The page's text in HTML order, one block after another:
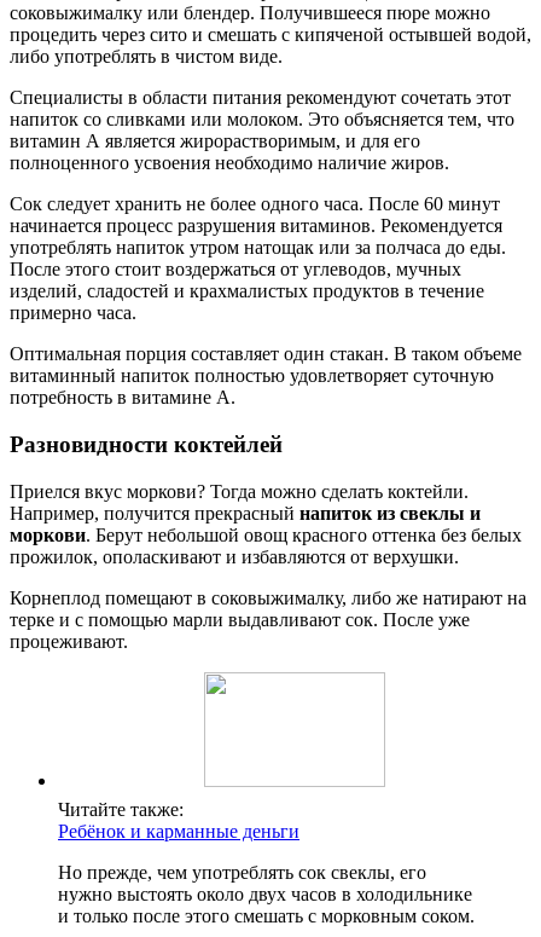
соковыжималку или блендер. Получившееся пюре можно
процедить через сито и смешать с кипяченой остывшей водой,
либо употреблять в чистом виде.
Специалисты в области питания рекомендуют сочетать этот
напиток со сливками или молоком. Это объясняется тем, что
витамин А является жирорастворимым, и для его
полноценного усвоения необходимо наличие жиров.
Сок следует хранить не более одного часа. После 60 минут
начинается процесс разрушения витаминов. Рекомендуется
употреблять напиток утром натощак или за полчаса до еды.
После этого стоит воздержаться от углеводов, мучных
изделий, сладостей и крахмалистых продуктов в течение
примерно часа.
Оптимальная порция составляет один стакан. В таком объеме
витаминный напиток полностью удовлетворяет суточную
потребность в витамине А.
Разновидности коктейлей
Приелся вкус моркови? Тогда можно сделать коктейли.
Например, получится прекрасный напиток из свеклы и
моркови. Берут небольшой овощ красного оттенка без белых
прожилок, ополаскивают и избавляются от верхушки.
Корнеплод помещают в соковыжималку, либо же натирают на
терке и с помощью марли выдавливают сок. После уже
процеживают.
Читайте также:
Ребёнок и карманные деньги
Но прежде, чем употреблять сок свеклы, его
нужно выстоять около двух часов в холодильнике
и только после этого смешать с морковным соком.